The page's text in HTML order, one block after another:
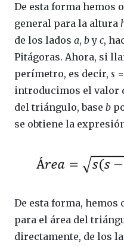
De esta forma hemos
general para la altura
de los lados a, by c,
Pitágoras. Ahora, si
perímetro, es decir, s
introducimos el valor
del triángulo, base b
se obtiene la
De esta forma,
para el área del
directamente, de los